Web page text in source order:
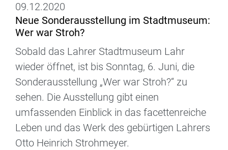
09.12.2020
Neue Sonderausstellung im Stadtmuseum:
Wer war Stroh?
Sobald das Lahrer Stadtmuseum Lahr
wieder öffnet, ist bis Sonntag, 6. Juni, die
Sonderausstellung „Wer war Stroh?“ zu
sehen. Die Ausstellung gibt einen
umfassenden Einblick in das facettenreiche
Leben und das Werk des gebürtigen Lahrers
Otto Heinrich Strohmeyer.